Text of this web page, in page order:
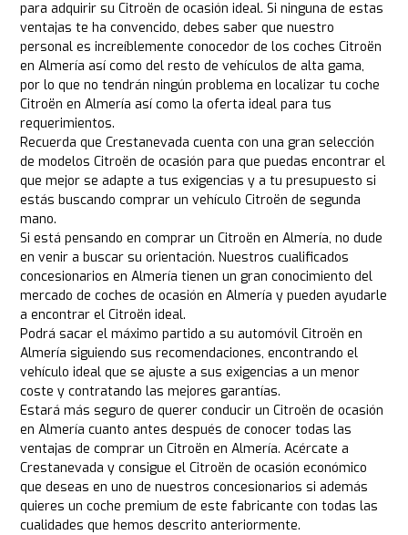
para adquirir su Citroën de ocasión ideal. Si ninguna de estas
ventajas te ha convencido, debes saber que nuestro
personal es increíblemente conocedor de los coches Citroën
en Almería así como del resto de vehículos de alta gama,
por lo que no tendrán ningún problema en localizar tu coche
Citroën en Almería así como la oferta ideal para tus
requerimientos.
Recuerda que Crestanevada cuenta con una gran selección
de modelos Citroën de ocasión para que puedas encontrar el
que mejor se adapte a tus exigencias y a tu presupuesto si
estás buscando comprar un vehículo Citroën de segunda
mano.
Si está pensando en comprar un Citroën en Almería, no dude
en venir a buscar su orientación. Nuestros cualificados
concesionarios en Almería tienen un gran conocimiento del
mercado de coches de ocasión en Almería y pueden ayudarle
a encontrar el Citroën ideal.
Podrá sacar el máximo partido a su automóvil Citroën en
Almería siguiendo sus recomendaciones, encontrando el
vehículo ideal que se ajuste a sus exigencias a un menor
coste y contratando las mejores garantías.
Estará más seguro de querer conducir un Citroën de ocasión
en Almería cuanto antes después de conocer todas las
ventajas de comprar un Citroën en Almería. Acércate a
Crestanevada y consigue el Citroën de ocasión económico
que deseas en uno de nuestros concesionarios si además
quieres un coche premium de este fabricante con todas las
cualidades que hemos descrito anteriormente.